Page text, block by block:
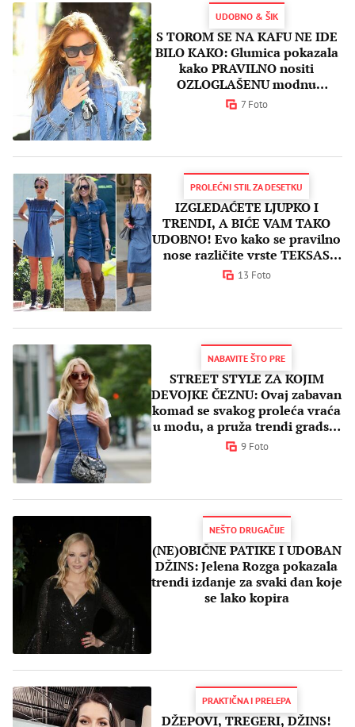
UDOBNO & ŠIK
S TOROM SE NA KAFU NE IDE
BILO KAKO: Glumica pokazala
kako PRAVILNO nositi
OZLOGLAŠENU modnu
kombinaciju
7 Foto
PROLEĆNI STIL ZA DESETKU
IZGLEDAĆETE LJUPKO I
TRENDI, A BIĆE VAM TAKO
UDOBNO! Evo kako se pravilno
nose različite vrste TEKSAS
HALJINA
13 Foto
NABAVITE ŠTO PRE
STREET STYLE ZA KOJIM
DEVOJKE ČEZNU: Ovaj zabavan
komad se svakog proleća vraća
u modu, a pruža trendi gradski
izgled
9 Foto
NEŠTO DRUGAČIJE
(NE)OBIČNE PATIKE I UDOBAN
DŽINS: Jelena Rozga pokazala
trendi izdanje za svaki dan koje
se lako kopira
PRAKTIČNA I PRELEPA
DŽEPOVI, TREGERI, DŽINS!